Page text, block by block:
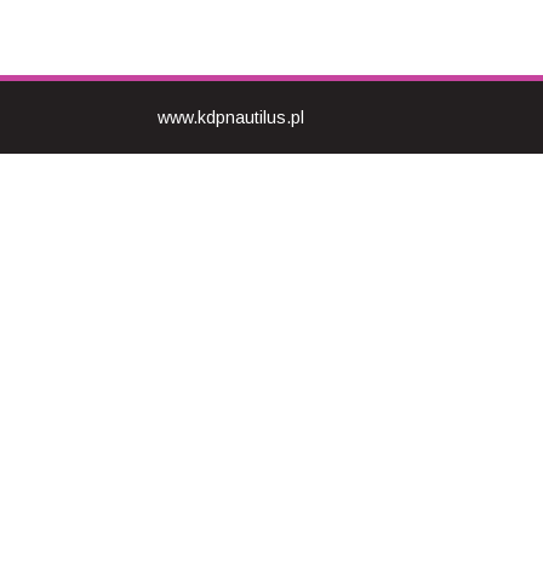
www.kdpnautilus.pl